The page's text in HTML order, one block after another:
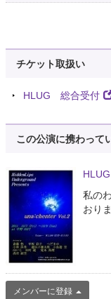
チケット取扱い
HLUG 総合受付
この公演に携わって
私の
おり
メンバーに登録